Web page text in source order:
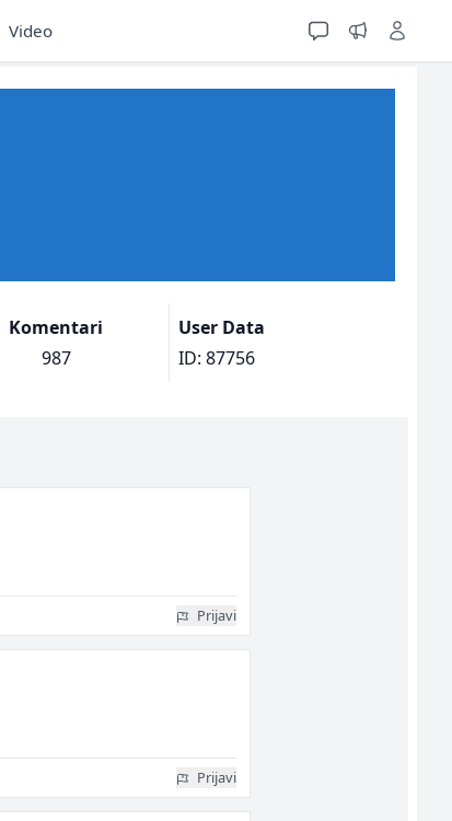
Video
Komentari
987
User Data
ID: 87756
Prijavi
Prijavi